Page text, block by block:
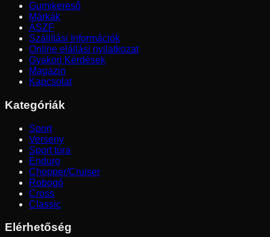
Gumikereső
Márkák
ÁSZF
Szállítási Információk
Online elállási nyilatkozat
Gyakori Kérdések
Magazin
Kapcsolat
Kategóriák
Sport
Verseny
Sport túra
Enduro
Chopper/Cruiser
Robogó
Cross
Classic
Elérhetőség